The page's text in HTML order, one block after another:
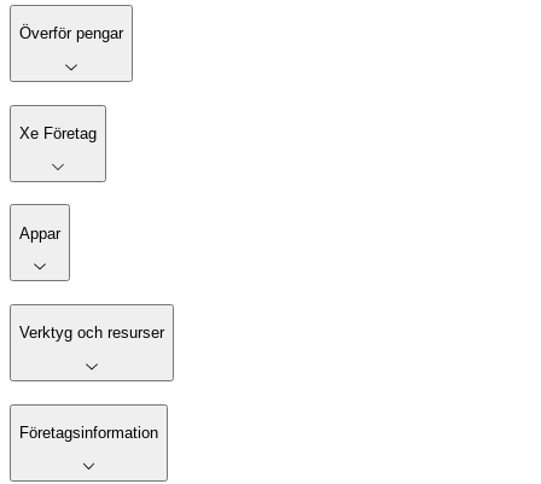
Överför pengar
Xe Företag
Appar
Verktyg och resurser
Företagsinformation